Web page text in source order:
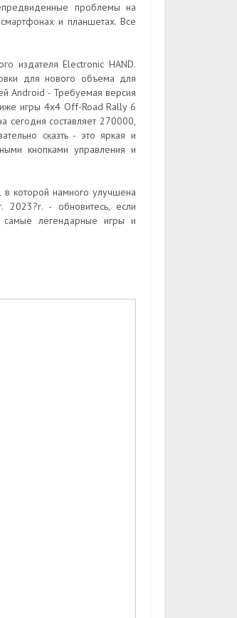
проблемы на
и планшетах. Все
издателя Electronic HAND.
для нового объема для
Android - Требуемая версия
игры 4x4 Off-Road Rally 6
сегодня составляет 270000,
сказть - это яркая и
кнопками управления и
которой намного улучшена
2023?г. - обновитесь, если
самые легендарные игры и